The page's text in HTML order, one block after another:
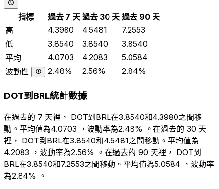
指標 過去 7 天 過去 30 天 過去 90 天
高
4.3980 4.5481
7.2553
低
3.8540 3.8540
3.8540
平均
4.0703 4.2083
5.0584
波動性
2.48% 2.56% 2.84%
DOT到BRL統計數據
在過去的 7 天裡， DOT到BRL在3.8540和4.3980之間移
動。平均值為4.0703 ，波動率為2.48% 。在過去的 30 天
裡， DOT到BRL在3.8540和4.5481之間移動。平均值為
4.2083 ，波動率為2.56% 。在過去的 90 天裡， DOT到
BRL在3.8540和7.2553之間移動。平均值為5.0584 ，波動率
為2.84% 。